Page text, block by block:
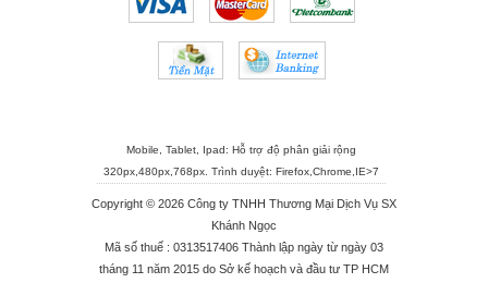
Mobile, Tablet, Ipad: Hỗ trợ độ phân giải rộng
320px,480px,768px. Trình duyệt: Firefox,Chrome,IE>7
Copyright © 2026 Công ty TNHH Thương Mại Dịch Vụ SX
Khánh Ngọc
Mã số thuế : 0313517406 Thành lập ngày từ ngày 03
tháng 11 năm 2015 do Sở kế hoạch và đầu tư TP HCM